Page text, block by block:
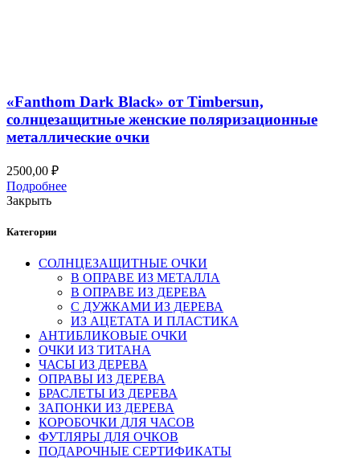
«Fanthom Dark Black» от Timbersun,
солнцезащитные женские поляризационные
металлические очки
2500,00 ₽
Подробнее
Закрыть
Категории
СОЛНЦЕЗАЩИТНЫЕ ОЧКИ
В ОПРАВЕ ИЗ МЕТАЛЛА
В ОПРАВЕ ИЗ ДЕРЕВА
С ДУЖКАМИ ИЗ ДЕРЕВА
ИЗ АЦЕТАТА И ПЛАСТИКА
АНТИБЛИКОВЫЕ ОЧКИ
ОЧКИ ИЗ ТИТАНА
ЧАСЫ ИЗ ДЕРЕВА
ОПРАВЫ ИЗ ДЕРЕВА
БРАСЛЕТЫ ИЗ ДЕРЕВА
ЗАПОНКИ ИЗ ДЕРЕВА
КОРОБОЧКИ ДЛЯ ЧАСОВ
ФУТЛЯРЫ ДЛЯ ОЧКОВ
ПОДАРОЧНЫЕ СЕРТИФИКАТЫ